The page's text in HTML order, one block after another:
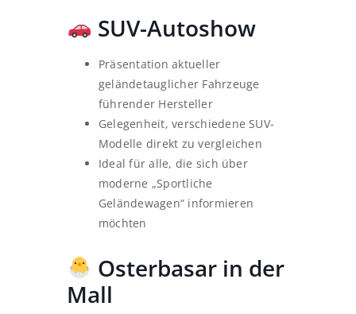
SUV-Autoshow
Präsentation aktueller
geländetauglicher Fahrzeuge
führender Hersteller
Gelegenheit, verschiedene SUV-
Modelle direkt zu vergleichen
Ideal für alle, die sich über
moderne „Sportliche
Geländewagen“ informieren
möchten
Osterbasar in der
Mall